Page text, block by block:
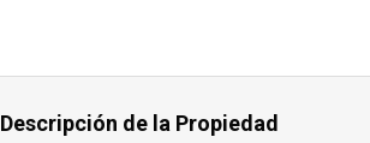
Descripción de la Propiedad